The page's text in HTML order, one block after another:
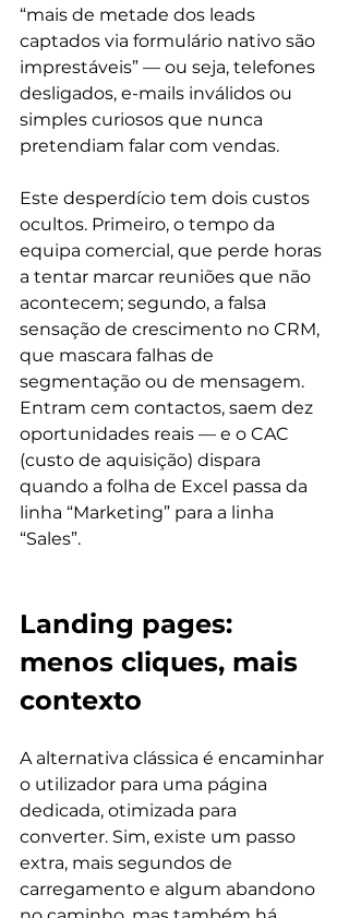
“mais de metade dos leads
captados via formulário nativo são
imprestáveis” — ou seja, telefones
desligados, e-mails inválidos ou
simples curiosos que nunca
pretendiam falar com vendas.
Este desperdício tem dois custos
ocultos. Primeiro, o tempo da
equipa comercial, que perde horas
a tentar marcar reuniões que não
acontecem; segundo, a falsa
sensação de crescimento no CRM,
que mascara falhas de
segmentação ou de mensagem.
Entram cem contactos, saem dez
oportunidades reais — e o CAC
(custo de aquisição) dispara
quando a folha de Excel passa da
linha “Marketing” para a linha
“Sales”.
Landing pages:
menos cliques, mais
contexto
A alternativa clássica é encaminhar
o utilizador para uma página
dedicada, otimizada para
converter. Sim, existe um passo
extra, mais segundos de
carregamento e algum abandono